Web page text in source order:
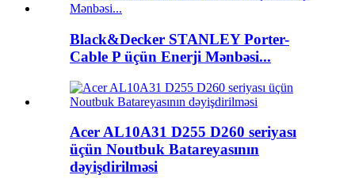
Black&Decker STANLEY Porter-
Cable P üçün Enerji Mənbəsi...
Acer AL10A31 D255 D260 seriyası
üçün Noutbuk Batareyasının
dəyişdirilməsi